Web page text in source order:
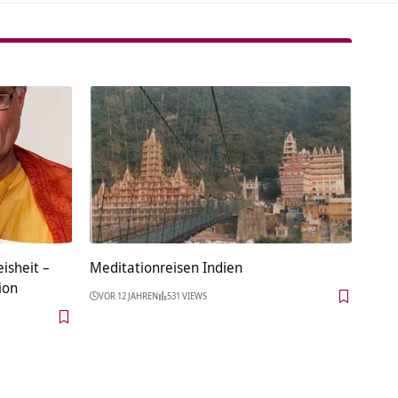
–
Meditationreisen Indien
VOR 12 JAHREN 531 VIEWS